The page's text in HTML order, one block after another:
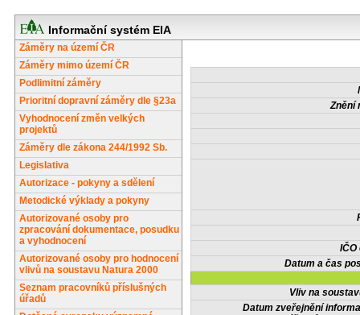
Informační systém EIA
Záměry na území ČR
Záměry mimo území ČR
Podlimitní záměry
Prioritní dopravní záměry dle §23a
Vyhodnocení změn velkých
projektů
Záměry dle zákona 244/1992 Sb.
Legislativa
Autorizace - pokyny a sdělení
Metodické výklady a pokyny
Autorizované osoby pro
zpracování dokumentace, posudku
a vyhodnocení
Autorizované osoby pro hodnocení
vlivů na soustavu Natura 2000
Seznam pracovníků příslušných
úřadů
Znění
IČO
Datum a čas
Vliv na
Datum zveřejnění